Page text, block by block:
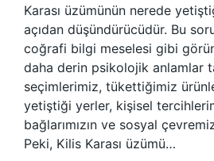
Karası üzümünün nerede
açıdan düşündürücüdür. Bu
coğrafi bilgi meselesi gibi
daha derin psikolojik anlamlar
seçimlerimiz, tükettiğimiz
yetiştiği yerler, kişisel
bağlarımızın ve sosyal
Peki, Kilis Karası üzümü…